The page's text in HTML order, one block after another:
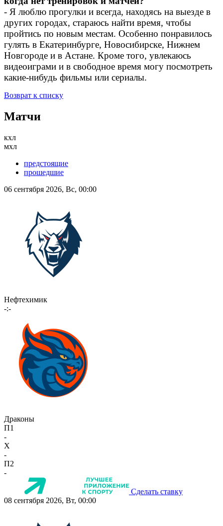
- Я люблю прогулки и всегда, находясь на выезде в
других городах, стараюсь найти время, чтобы
пройтись по новым местам. Особенно понравилось
гулять в Екатеринбурге, Новосибирске, Нижнем
Новгороде и в Астане. Кроме того, увлекаюсь
видеоиграми и в свободное время могу посмотреть
какие-нибудь фильмы или сериалы.
Возврат к списку
Матчи
кхл
мхл
предстоящие
прошедшие
06 сентября 2026, Вс, 00:00
Нефтехимик
-:-
Драконы
П1
-
X
-
П2
-
Сделать ставку
08 сентября 2026, Вт, 00:00